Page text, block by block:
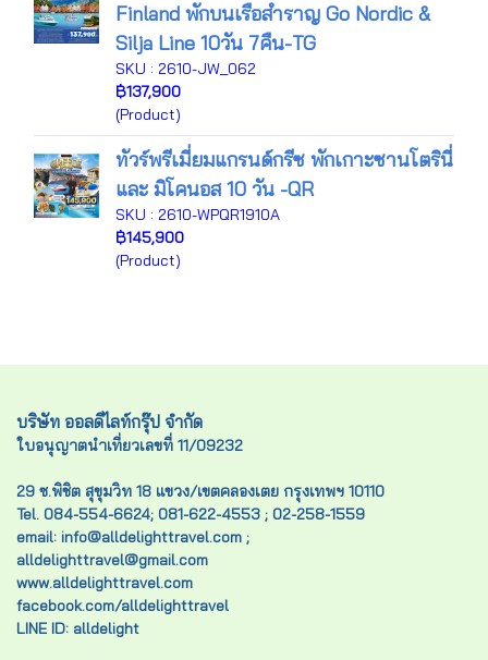
Finland พักบนเรือสำราญ Go Nordic &
Silja Line 10วัน 7คืน-TG
SKU : 2610-JW_062
฿137,900
(Product)
ทัวร์พรีเมี่ยมแกรนด์กรีซ พักเกาะซานโตรินี่
และ มิโคนอส 10 วัน -QR
SKU : 2610-WPQR1910A
฿145,900
(Product)
บริษัท ออลดีไลท์กรุ๊ป จำกัด
ใบอนุญาตนำเที่ยวเลขที่ 11/09232
29 ซ.พิชิต สุขุมวิท 18 แขวง/เขตคลองเตย กรุงเทพฯ 10110
Tel. 084-554-6624; 081-622-4553 ; 02-258-1559
email: info@alldelighttravel.com ;
alldelighttravel@gmail.com
www.alldelighttravel.com
facebook.com/alldelighttravel
LINE ID: alldelight